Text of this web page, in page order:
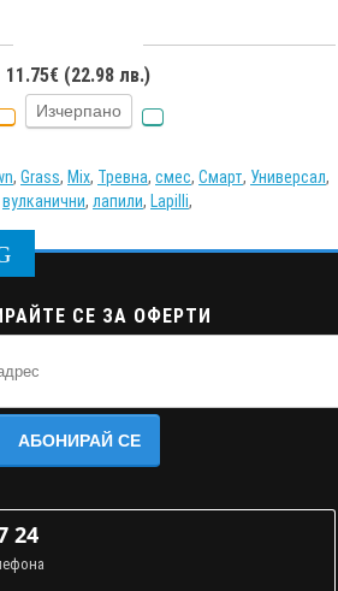
11.75€ (22.98 лв.)
Изчерпано
, Grass, Mix, Тревна, смес, Смарт, Универсал,
вулканични, лапили, Lapilli,
СЕ ЗА ОФЕРТИ
АБОНИРАЙ СЕ
24